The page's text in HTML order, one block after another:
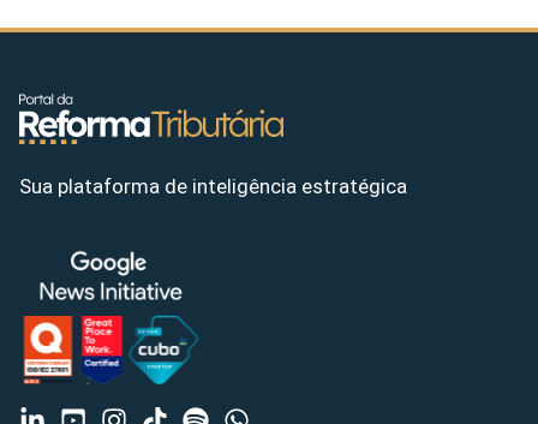
Sua plataforma de inteligência estratégica